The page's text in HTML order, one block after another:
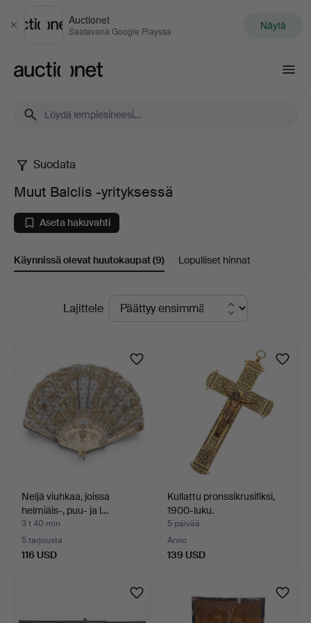
Sulje
Auctionet
Saatavana Google Playssa Näytä
Muut
Balclis
yrityksessä
Suodata
Muut Balclis -yrityksessä
Aseta hakuvahti
Käynnissä olevat huutokaupat(9) Lopulliset hinnat
KäynnissäLajittele
Neljä viuhkaa, joissa
helmiäis-, puu- ja l…
3 t 40 min
5 tarjousta
116 USD
Kullattu pronssikrusifiksi,
1900-luku.
5 päivää
Arvio
139 USD